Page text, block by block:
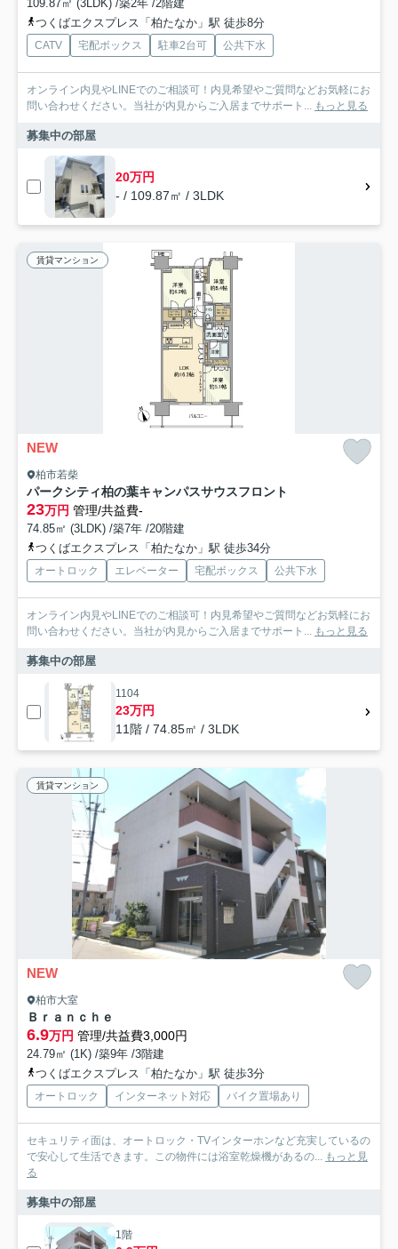
109.87㎡ (3LDK) /築2年 /2階建
つくばエクスプレス「柏たなか」駅 徒歩8分
CATV 宅配ボックス 駐車2台可 公共下水
オンライン内見やLINEでのご相談可！内見希望やご質問などお気軽にお
問い合わせください。当社が内見からご入居までサポート... もっと見る
募集中の部屋
20万円
- / 109.87㎡ / 3LDK
賃貸マンション
NEW
柏市若柴
パークシティ柏の葉キャンパスサウスフロント
23万円 管理/共益費-
74.85㎡ (3LDK) /築7年 /20階建
つくばエクスプレス「柏たなか」駅 徒歩34分
オートロック エレベーター 宅配ボックス 公共下水
オンライン内見やLINEでのご相談可！内見希望やご質問などお気軽にお
問い合わせください。当社が内見からご入居までサポート... もっと見る
募集中の部屋
1104
23万円
11階 / 74.85㎡ / 3LDK
賃貸マンション
NEW
柏市大室
Ｂｒａｎｃｈｅ
6.9万円 管理/共益費3,000円
24.79㎡ (1K) /築9年 /3階建
つくばエクスプレス「柏たなか」駅 徒歩3分
オートロック インターネット対応 バイク置場あり
セキュリティ面は、オートロック・TVインターホンなど充実しているの
で安心して生活できます。この物件には浴室乾燥機があるの... もっと見
る
募集中の部屋
1階